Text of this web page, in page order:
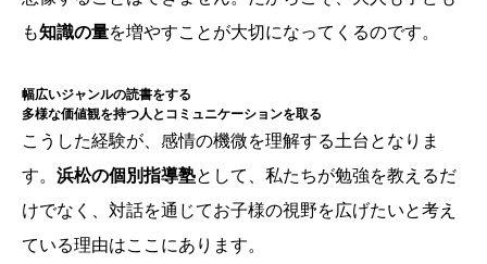
も知識の量を増やすことが大切になってくるのです。
幅広いジャンルの読書をする
多様な価値観を持つ人とコミュニケーションを取る
こうした経験が、感情の機微を理解する土台となりま
す。 浜松の個別指導塾として、私たちが勉強を教えるだ
けでなく、対話を通じてお子様の視野を広げたいと考え
ている理由はここにあります。